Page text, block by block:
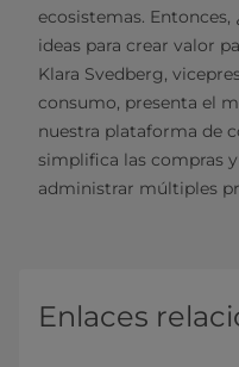
ecosistemas.
ideas para crear valor
Klara Svedberg,
consumo, presenta el
nuestra plataforma de
simplifica las compras
administrar múltiples
Enlaces